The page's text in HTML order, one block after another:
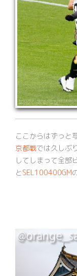
ここからはずっと
京都戦では久しぶ
してしまって全部
とSEL100400GM